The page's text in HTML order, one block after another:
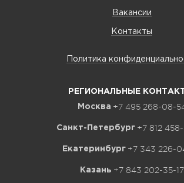
Вакансии
Контакты
Политика
РЕГИОНАЛЬНЫЕ
Москва +7 495 268-08-
Санкт-Петербург +7 812
Екатеринбург +7 343 226-
Казань +7 843 202-35-17